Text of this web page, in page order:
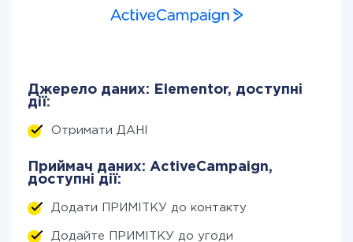
Джерело даних: Elementor, доступні
дії:
Отримати ДАНІ
Приймач даних: ActiveCampaign,
доступні дії:
Додати ПРИМІТКУ до контакту
Додайте ПРИМІТКУ до угоди